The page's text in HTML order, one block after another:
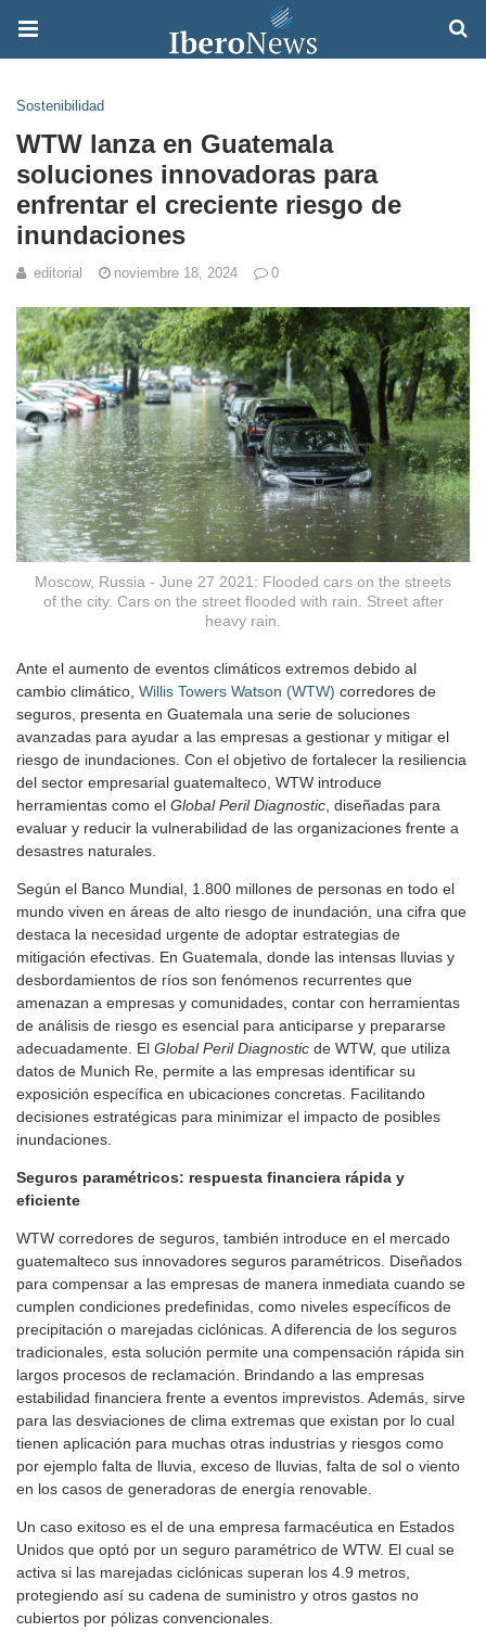
Sostenibilidad
WTW lanza en Guatemala
soluciones innovadoras para
enfrentar el creciente riesgo de
inundaciones
editorial noviembre 18, 2024 0
Moscow, Russia - June 27 2021: Flooded cars on the streets
of the city. Cars on the street flooded with rain. Street after
heavy rain.
Ante el aumento de eventos climáticos extremos debido al
cambio climático, Willis Towers Watson (WTW) corredores de
seguros, presenta en Guatemala una serie de soluciones
avanzadas para ayudar a las empresas a gestionar y mitigar el
riesgo de inundaciones. Con el objetivo de fortalecer la resiliencia
del sector empresarial guatemalteco, WTW introduce
herramientas como el Global Peril Diagnostic , diseñadas para
evaluar y reducir la vulnerabilidad de las organizaciones frente a
desastres naturales.
Según el Banco Mundial, 1.800 millones de personas en todo el
mundo viven en áreas de alto riesgo de inundación, una cifra que
destaca la necesidad urgente de adoptar estrategias de
mitigación efectivas. En Guatemala, donde las intensas lluvias y
desbordamientos de ríos son fenómenos recurrentes que
amenazan a empresas y comunidades, contar con herramientas
de análisis de riesgo es esencial para anticiparse y prepararse
adecuadamente. El Global Peril Diagnostic de WTW, que utiliza
datos de Munich Re, permite a las empresas identificar su
exposición específica en ubicaciones concretas. Facilitando
decisiones estratégicas para minimizar el impacto de posibles
inundaciones.
Seguros paramétricos: respuesta financiera rápida y
eficiente
WTW corredores de seguros, también introduce en el mercado
guatemalteco sus innovadores seguros paramétricos. Diseñados
para compensar a las empresas de manera inmediata cuando se
cumplen condiciones predefinidas, como niveles específicos de
precipitación o marejadas ciclónicas. A diferencia de los seguros
tradicionales, esta solución permite una compensación rápida sin
largos procesos de reclamación. Brindando a las empresas
estabilidad financiera frente a eventos imprevistos. Además, sirve
para las desviaciones de clima extremas que existan por lo cual
tienen aplicación para muchas otras industrias y riesgos como
por ejemplo falta de lluvia, exceso de lluvias, falta de sol o viento
en los casos de generadoras de energía renovable.
Un caso exitoso es el de una empresa farmacéutica en Estados
Unidos que optó por un seguro paramétrico de WTW. El cual se
activa si las marejadas ciclónicas superan los 4.9 metros,
protegiendo así su cadena de suministro y otros gastos no
cubiertos por pólizas convencionales.